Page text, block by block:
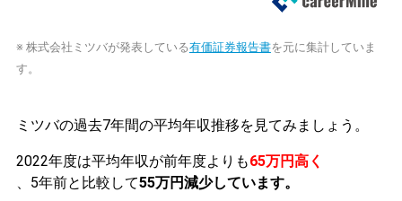
※ 株式会社ミツバが発表している有価証券報告書を元に集計していま
す。
ミツバの過去7年間の平均年収推移を見てみましょう。
2022年度は平均年収が前年度よりも65万円高く
、5年前と比較して55万円減少しています。